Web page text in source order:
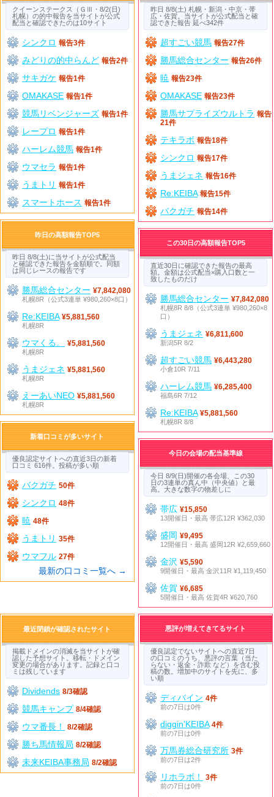
クイーンステークス（ＧⅢ・8/2(日)
札幌）の的中報告を当サイトが公式
配当と確認できたのは10サイト
シンクロ 報告3件
みどりの的中らんど 報告2件
サキガケ 報告1件
OMAKASE 報告1件
競馬リベンジャーズ 報告1件
レープロ 報告1件
ハーレム競馬 報告1件
ウマセラ 報告1件
うまトリ 報告1件
スマートホース 報告1件
昨日 8/8(土) 札幌・新潟・中京・帯
広・佐賀。当サイトが公式配当と確
認できた報告 延べ342件
超すごい競馬 報告27件
勝馬総合センター 報告26件
暁 報告23件
OMAKASE 報告23件
勝馬サプライズウルトラ 報告
21件
テキラボ 報告18件
シンクロ 報告17件
うまジェネ 報告16件
Re:KEIBA 報告15件
バクガチ 報告14件
昨日の高額報告TOP5
昨日 8/8(土)に当サイトが公式配当
と確認できた報告を金額順で。同額
は同じレースの報告です
勝馬総合センター ¥7,842,080
札幌8R（公式3連単 ¥980,260×8口）
Re:KEIBA ¥5,881,560
札幌8R
ウマくる。
¥5,881,560
札幌8R
うまジェネ ¥5,881,560
札幌8R
えーあいNEO ¥5,881,560
札幌8R
この30日の高額報告TOP5
直近30日に確認できた報告の最高
額。金額は公式配当×購入口数と一
致したものだけ
勝馬総合センター ¥7,842,080
札幌8R 8/8（公式3連単 ¥980,260×8
口）
うまジェネ ¥6,811,600
新潟5R 8/2
超すごい競馬 ¥6,443,280
小倉10R 7/11
ハーレム競馬 ¥6,285,400
福島6R 7/12
Re:KEIBA ¥5,881,560
札幌8R 8/8
新着口コミが多いサイト
優良認定サイトへの直近3日の新着
口コミ 616件。投稿が多い順
バクガチ 50件
シンクロ 48件
暁 48件
うまトリ 35件
ウマフル 27件
最新の口コミ一覧へ →
今日の会場の配当基準線
今日 8/9(日)開催の各会場、この30
日の3連単の真ん中（中央値）と最
高。大きな数字の物差しに
帯広¥15,850
13開催日・最高 帯広12R ¥362,030
盛岡¥9,495
12開催日・最高 盛岡12R ¥2,659,660
金沢¥5,590
9開催日・最高 金沢11R ¥1,119,450
佐賀¥6,685
5開催日・最高 佐賀4R ¥620,760
悪評が増えてきてるサイト
優良認定でないサイトへの直近7日
の口コミのうち、悪評の言葉（当た
らない・返金・詐欺 など）を含む投
稿の数。増加中のサイトを先に、多
い順
ディバイン 4件
前の7日は0件
diggin'KEIBA 4件
前の7日は0件
万馬券総合研究所 3件
前の7日は2件
リホラボ！
3件
前の7日は0件
最近閉鎖が確認されたサイト
掲載ドメインの消滅を当サイトが確
認した予想サイト。移転・ドメイン
変更の場合があります。記録と口コ
ミは残しています
Dividends 8/3確認
競馬キャンプ 8/4確認
ウマ番長！ 8/2確認
勝ち馬情報局 8/2確認
未来KEIBA事務局 8/2確認